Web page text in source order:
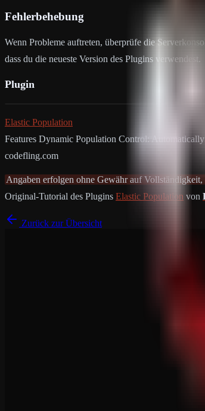
Fehlerbehebung
Wenn Probleme auftreten, überprüfe die
dass du die neueste Version des Plugins verwendest.
Plugin
Elastic Population
Features Dynamic Population Control:
codefling.com
Angaben erfolgen ohne Gewähr auf Vollständigkeit,
Original-Tutorial des Plugins Elastic Population von
Zurück zur Übersicht